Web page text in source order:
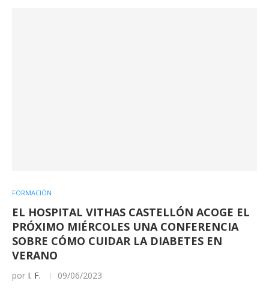
FORMACIÓN
EL HOSPITAL VITHAS CASTELLÓN ACOGE EL
PRÓXIMO MIÉRCOLES UNA CONFERENCIA
SOBRE CÓMO CUIDAR LA DIABETES EN
VERANO
por I. F. 09/06/2023